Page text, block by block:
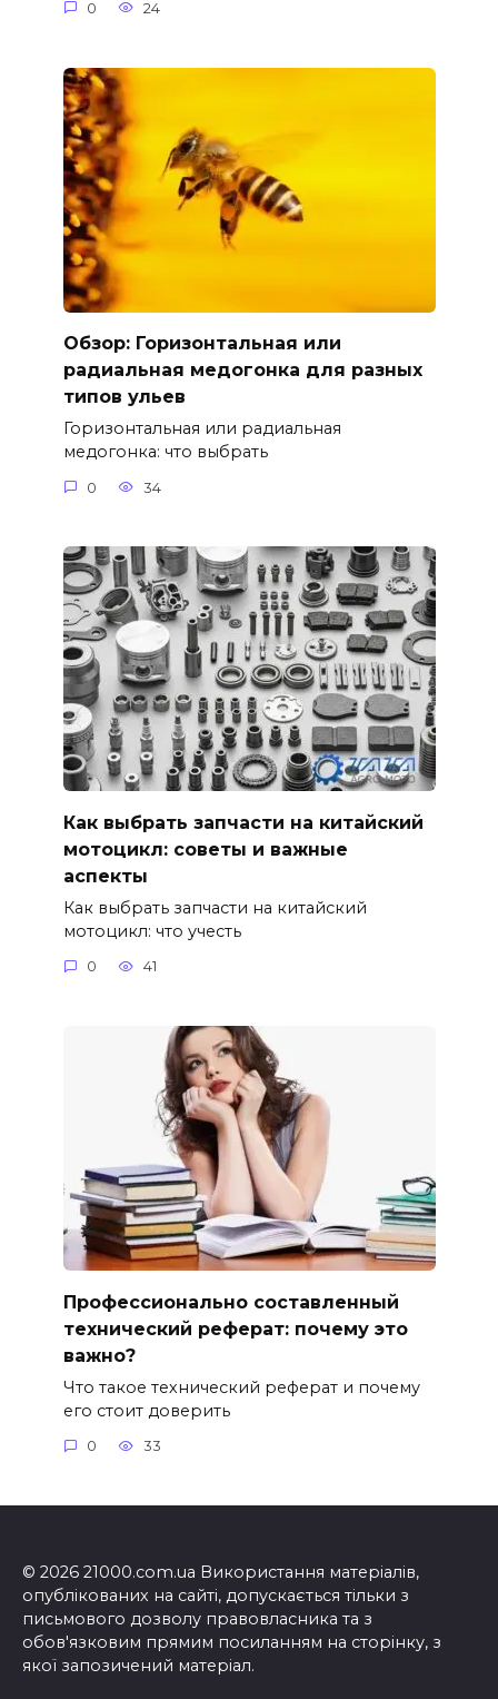
0 24
Обзор: Горизонтальная или
радиальная медогонка для разных
типов ульев
Горизонтальная или радиальная
медогонка: что выбрать
0 34
Как выбрать запчасти на китайский
мотоцикл: советы и важные
аспекты
Как выбрать запчасти на китайский
мотоцикл: что учесть
0 41
Профессионально составленный
технический реферат: почему это
важно?
Что такое технический реферат и почему
его стоит доверить
0 33
© 2026 21000.com.ua Використання матеріалів,
опублікованих на сайті, допускається тільки з
письмового дозволу правовласника та з
обов'язковим прямим посиланням на сторінку, з
якої запозичений матеріал.